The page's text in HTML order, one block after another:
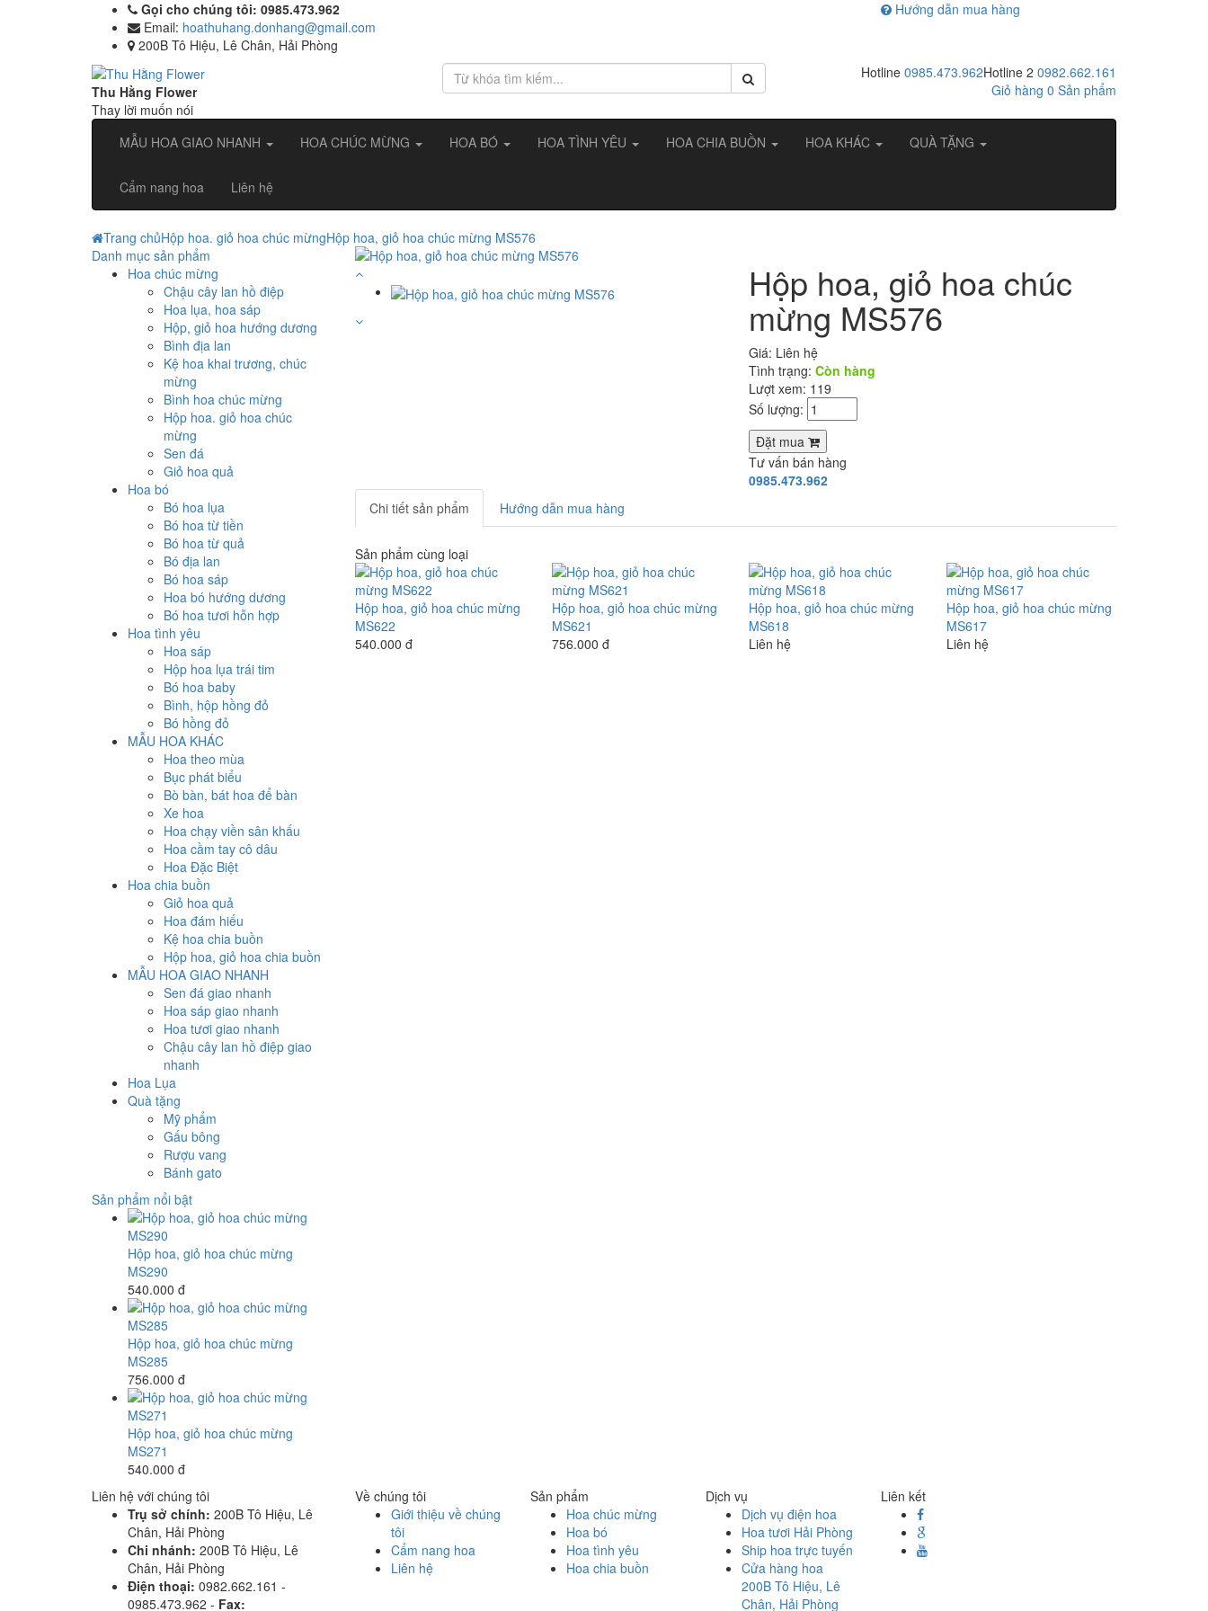
Gọi cho chúng tôi: 0985.473.962
Email: hoathuhang.donhang@gmail.com
200B Tô Hiệu, Lê Chân, Hải Phòng
Hướng dẫn mua hàng
Thu Hằng Flower
Thay lời muốn nói
Hotline 2 0982.662.161
Hotline 0985.473.962
Giỏ hàng 0 Sản phẩm
MẪU HOA GIAO NHANH HOA CHÚC MỪNG HOA BÓ HOA TÌNH YÊU HOA CHIA BUỒN HOA KHÁC QUÀ TẶNG
Cẩm nang hoa Liên hệ
Trang chủHộp hoa. giỏ hoa chúc mừngHộp hoa, giỏ hoa chúc mừng MS576
Hộp hoa, giỏ hoa chúc
mừng MS576
Giá: Liên hệ
Tình trạng:Còn hàng
Lượt xem: 119
Số lượng:
Đặt mua
Tư vấn bán hàng
0985.473.962
Chi tiết sản phẩm
Hướng dẫn mua hàng
Sản phẩm cùng loại
Hộp hoa, giỏ hoa chúc mừng
MS622
540.000 đ
Hộp hoa, giỏ hoa chúc mừng
MS621
756.000 đ
Hộp hoa, giỏ hoa chúc mừng
MS618
Liên hệ
Hộp hoa, giỏ hoa chúc mừng
MS617
Liên hệ
Danh mục sản phẩm
Hoa chúc mừng
Chậu cây lan hồ điệp
Hoa lụa, hoa sáp
Hộp, giỏ hoa hướng dương
Bình địa lan
Kệ hoa khai trương, chúc
mừng
Bình hoa chúc mừng
Hộp hoa. giỏ hoa chúc
mừng
Sen đá
Giỏ hoa quả
Hoa bó
Bó hoa lụa
Bó hoa từ tiền
Bó hoa từ quả
Bó địa lan
Bó hoa sáp
Hoa bó hướng dương
Bó hoa tươi hỗn hợp
Hoa tình yêu
Hoa sáp
Hộp hoa lụa trái tim
Bó hoa baby
Bình, hộp hồng đỏ
Bó hồng đỏ
MẪU HOA KHÁC
Hoa theo mùa
Bục phát biểu
Bò bàn, bát hoa để bàn
Xe hoa
Hoa chạy viền sân khấu
Hoa cầm tay cô dâu
Hoa Đặc Biệt
Hoa chia buồn
Giỏ hoa quả
Hoa đám hiếu
Kệ hoa chia buồn
Hộp hoa, giỏ hoa chia buồn
MẪU HOA GIAO NHANH
Sen đá giao nhanh
Hoa sáp giao nhanh
Hoa tươi giao nhanh
Chậu cây lan hồ điệp giao
nhanh
Hoa Lụa
Quà tặng
Mỹ phẩm
Gấu bông
Rượu vang
Bánh gato
Sản phẩm nổi bật
Hộp hoa, giỏ hoa chúc mừng
MS290
540.000 đ
Hộp hoa, giỏ hoa chúc mừng
MS285
756.000 đ
Hộp hoa, giỏ hoa chúc mừng
MS271
540.000 đ
Liên hệ với chúng tôi
Trụ sở chính: 200B Tô Hiệu, Lê
Chân, Hải Phòng
Chi nhánh: 200B Tô Hiệu, Lê
Chân, Hải Phòng
Điện thoại: 0982.662.161 -
0985.473.962 - Fax:
Về chúng tôi
Giới thiệu về chúng
tôi
Cẩm nang hoa
Liên hệ
Sản phẩm
Hoa chúc mừng
Hoa bó
Hoa tình yêu
Hoa chia buồn
Dịch vụ
Dịch vụ điện hoa
Hoa tươi Hải Phòng
Ship hoa trực tuyến
Cửa hàng hoa
200B Tô Hiệu, Lê
Chân, Hải Phòng
Liên kết